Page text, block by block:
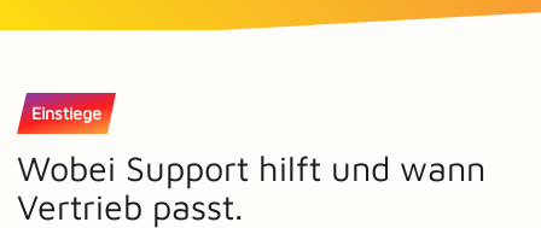
Einstiege
Wobei Support hilft und wann
Vertrieb passt.